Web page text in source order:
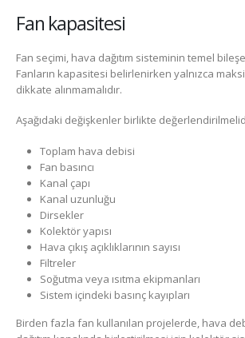
Fan kapasitesi
Fan seçimi, hava dağıtım sisteminin temel
Fanların kapasitesi belirlenirken yalnızca
dikkate alınmamalıdır.
Aşağıdaki değişkenler birlikte
Toplam hava debisi
Fan basıncı
Kanal çapı
Kanal uzunluğu
Dirsekler
Kolektör yapısı
Hava çıkış açıklıklarının sayısı
Filtreler
Soğutma veya ısıtma ekipmanları
Sistem içindeki basınç kayıpları
Birden fazla fan kullanılan projelerde, hava